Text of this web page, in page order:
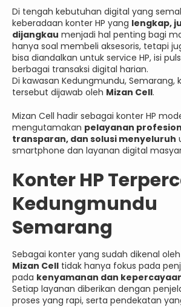
Di tengah kebutuhan digital yang
keberadaan konter HP yang lengkap,
dijangkau menjadi hal penting bagi
hanya soal membeli aksesoris, tetapi
bisa diandalkan untuk service HP, isi
berbagai transaksi digital harian.
Di kawasan Kedungmundu, Semarang,
tersebut dijawab oleh Mizan Cell.
Mizan Cell hadir sebagai konter HP
mengutamakan pelayanan
transparan, dan solusi menyeluruh
smartphone dan layanan digital
Konter HP
Kedungmundu
Semarang
Sebagai konter yang sudah dikenal
Mizan Cell tidak hanya fokus pada
pada kenyamanan dan
Setiap layanan diberikan dengan
proses yang rapi, serta pendekatan